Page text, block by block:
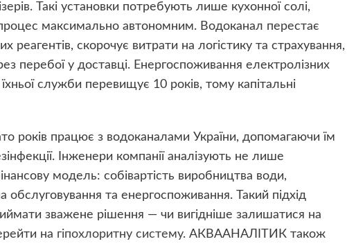
Такі установки потребують лише кухонної солі,
максимально автономним. Водоканал перестає
реагентів, скорочує витрати на логістику та страхування,
перебої у доставці. Енергоспоживання електролізних
служби перевищує 10 років, тому капітальні
років працює з водоканалами України, допомагаючи їм
Інженери компанії аналізують не лише
модель: собівартість виробництва води,
та енергоспоживання. Такий підхід
зважене рішення — чи вигідніше залишатися на
на гіпохлоритну систему. АКВААНАЛІТИК також